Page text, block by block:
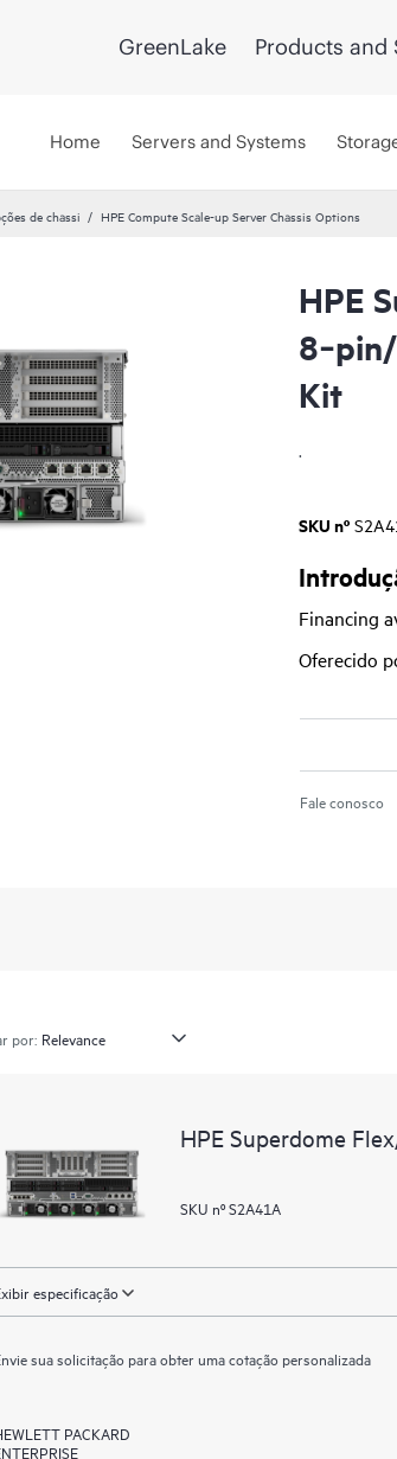
GreenLake Products and
Home Servers and Systems
de chassi HPE Compute Scale-up Server Chassis Options
HPE
Kit
.
SKU nº
Financing
Oferecido
Fale conosco
por:
HPE Superdome
SKU nº S2A41A
especificação
sua solicitação para obter uma cotação personalizada
PACKARD